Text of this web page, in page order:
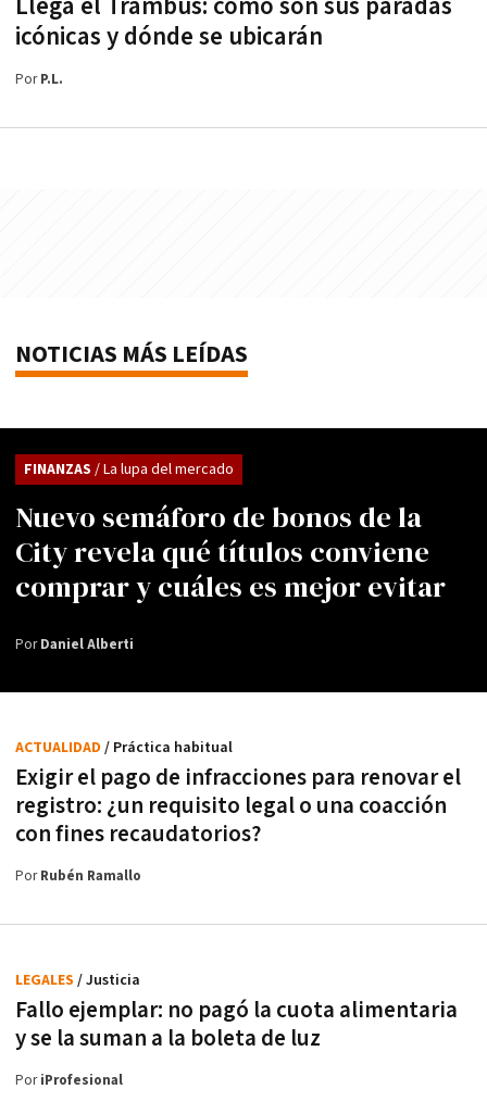
icónicas y dónde se ubicarán
PorP.L.
NOTICIAS MÁS LEÍDAS
Nuevo semáforo de bonos de la
City revela qué títulos conviene
comprar y cuáles es mejor evitar
FINANZAS / La lupa del mercado
PorDaniel Alberti
Exigir el pago de infracciones para renovar el
registro: ¿un requisito legal o una coacción
con fines recaudatorios?
ACTUALIDAD / Práctica habitual
PorRubén Ramallo
Fallo ejemplar: no pagó la cuota alimentaria
y se la suman a la boleta de luz
LEGALES / Justicia
PoriProfesional